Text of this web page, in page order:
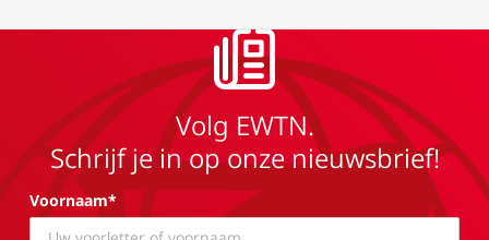
Volg EWTN.
Schrijf je in op onze nieuwsbrief!
Voornaam*